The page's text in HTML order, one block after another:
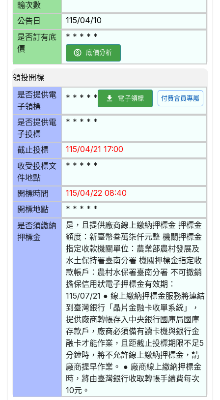
輸次數
公告日 115/04/10
是否訂有底
價
* * * * *
底價分析
領投開標
是否提供電
子領標
* * * * * 電子領標 付費會員專屬
是否提供電
子投標
* * * * *
截止投標 115/04/21 17:00
收受投標文
件地點
* * * * *
開標時間 115/04/22 08:40
開標地點 * * * * *
是否須繳納
押標金
是，且提供廠商線上繳納押標金 押標金
額度：新臺幣叁萬柒仟元整 機關押標金
指定收款機關單位：農業部農村發展及
水土保持署臺南分署 機關押標金指定收
款帳戶：農村水保署臺南分署 不可撤銷
擔保信用狀電子押標金有效期：
115/07/21 ● 線上繳納押標金服務將連結
到臺灣銀行「晶片金融卡收單系統」，
提供廠商轉帳存入中央銀行國庫局國庫
存款戶，廠商必須備有讀卡機與銀行金
融卡才能作業，且距截止投標期限不足5
分鐘時，將不允許線上繳納押標金，請
廠商提早作業。 ● 廠商線上繳納押標金
時，將由臺灣銀行收取轉帳手續費每次
10元。